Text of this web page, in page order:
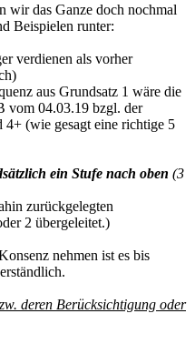
wir das Ganze doch nochmal
Beispielen runter:
verdienen als vorher
aus Grundsatz 1 wäre die
vom 04.03.19 bzgl. der
4+ (wie gesagt eine richtige 5
ein Stufe nach oben (3
zurückgelegten
2 übergeleitet.)
nehmen ist es bis
deren Berücksichtigung oder